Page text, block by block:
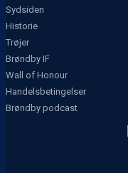
Sydsiden
Historie
Trøjer
Brøndby IF
Wall of Honour
Handelsbetingelser
Brøndby podcast